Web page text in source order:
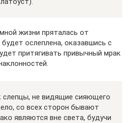
жизни пряталась от
ослеплена, оказавшись с
притягивать привычный мрак
слепцы, не видящие сияющего
со всех сторон бывают
являются вне света, будучи